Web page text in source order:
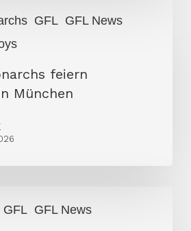
GFL GFL News
feiern
München
GFL GFL News